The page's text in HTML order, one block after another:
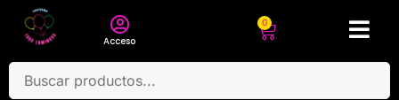
Acceso
0